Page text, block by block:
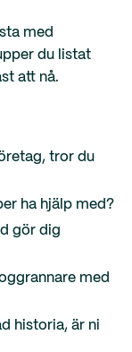
med
du listat
att nå.
tror du
ha hjälp med?
gör dig
med
historia, är ni